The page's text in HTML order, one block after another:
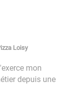
Loisy
mon
depuis une